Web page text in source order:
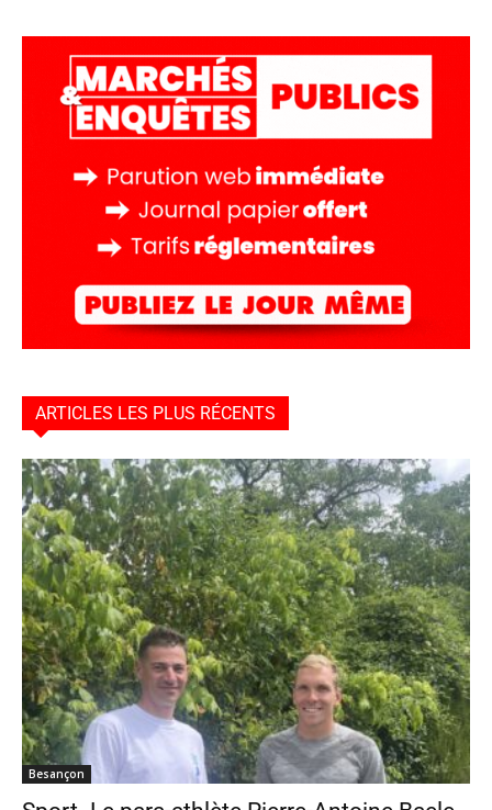
ARTICLES LES PLUS RÉCENTS
Besançon